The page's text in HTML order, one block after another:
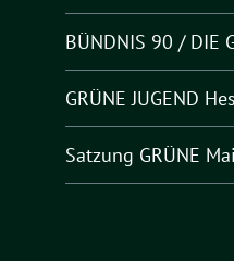
BÜNDNIS 90 / DIE
GRÜNE JUGEND
Satzung GRÜNE